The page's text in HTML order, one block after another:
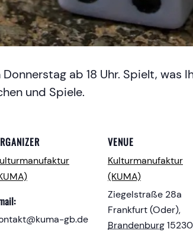
ab 18 Uhr. Spielt, was
und Spiele.
gb.de
VENUE
Kulturmanufaktur
(KUMA)
Ziegelstraße 28a
Frankfurt (Oder),
Brandenburg15230